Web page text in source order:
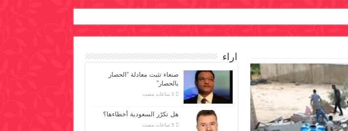
اراء
صنعاء تثبت معادلة “الحصار
بالحصار”
هل تكرّر السعودية أخطاءها؟